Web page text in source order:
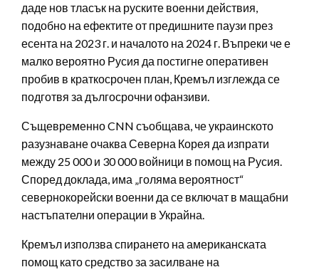
даде нов тласък на руските военни действия,
подобно на ефектите от предишните паузи през
есента на 2023 г. и началото на 2024 г. Въпреки че е
малко вероятно Русия да постигне оперативен
пробив в краткосрочен план, Кремъл изглежда се
подготвя за дългосрочни офанзиви.
Същевременно CNN съобщава, че украинското
разузнаване очаква Северна Корея да изпрати
между 25 000 и 30 000 войници в помощ на Русия.
Според доклада, има „голяма вероятност“
севернокорейски военни да се включат в мащабни
настъпателни операции в Украйна.
Кремъл използва спирането на американската
помощ като средство за засилване на